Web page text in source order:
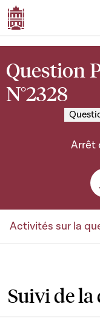
Question
N°2328
Arrêt
Activités sur la
Suivi de